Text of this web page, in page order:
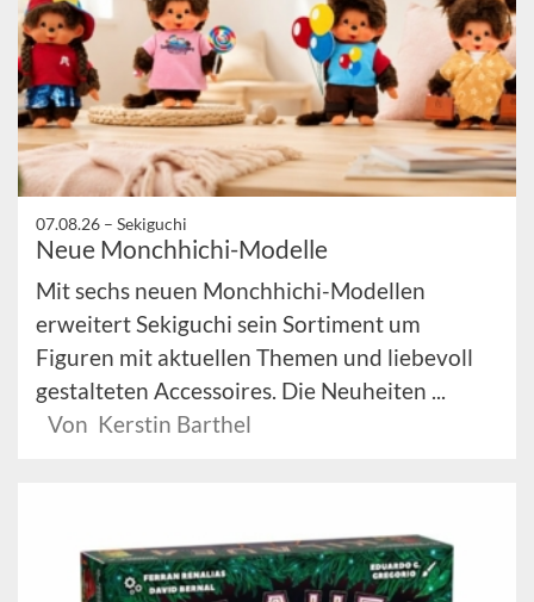
07.08.26 – Sekiguchi
Neue Monchhichi-Modelle
Mit sechs neuen Monchhichi-Modellen
erweitert Sekiguchi sein Sortiment um
Figuren mit aktuellen Themen und liebevoll
gestalteten Accessoires. Die Neuheiten ...
Von Kerstin Barthel